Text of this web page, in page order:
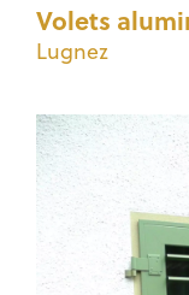
Volets
Lugnez